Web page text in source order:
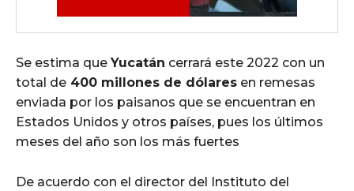
Se estima que Yucatán cerrará este 2022 con un
total de 400 millones de dólares en remesas
enviada por los paisanos que se encuentran en
Estados Unidos y otros países, pues los últimos
meses del año son los más fuertes
De acuerdo con el director del Instituto del